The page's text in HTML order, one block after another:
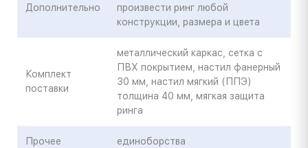
Дополнительно
произвести ринг любой
конструкции, размера и цвета
Комплект
поставки
металлический каркас, сетка с
ПВХ покрытием, настил фанерный
30 мм, настил мягкий (ППЭ)
толщина 40 мм, мягкая защита
ринга
Прочее единоборства